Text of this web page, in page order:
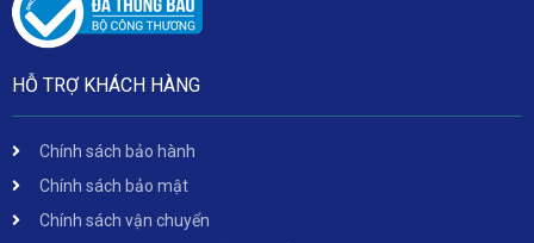
HỖ TRỢ KHÁCH HÀNG
Chính sách bảo hành
Chính sách bảo mật
Chính sách vận chuyển